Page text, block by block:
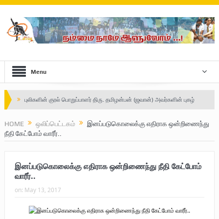
Menu
புலிகளின் குரல் பொறுப்பாளர் திரு. தமிழன்பன் (ஜவான்) அவர்களின் புகழ்
தீக்குரல்’ இசைப்பேழை வெளியீடும்.
நாடாளுமன்ற உறுப்பினர் இராமநாதன் அர்ச்சுனா அவர்களுக்கு நிலவனின்
திறந்த மடல்!
Safe Zone: Killing Fields – Nilavan
HOME ஒலிப்பெட்டகம்
இனப்படுகொலைக்கு எதிராக ஒன்றிணைந்து
நீதி கேட்போம் வாரீர்..
இனப்படுகொலைக்கு எதிராக ஒன்றிணைந்து நீதி கேட்போம்
வாரீர்..
on: May 13, 2017